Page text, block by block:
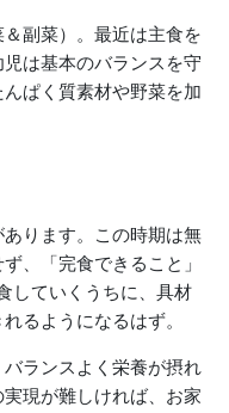
副菜）。最近は主食を
は基本のバランスを守
ぱく質素材や野菜を加
ります。この時期は無
、「完食できること」
していくうちに、具材
るようになるはず。
ランスよく栄養が摂れ
現が難しければ、お家